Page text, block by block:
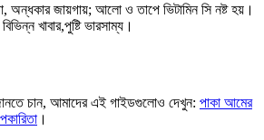
অন্ধকার জায়গায়; আলো ও তাপে ভিটামিন সি নষ্ট হয়।
খাবার,পুষ্টি ভারসাম্য।
চান, আমাদের এই গাইডগুলোও দেখুন: পাকা আমের
।